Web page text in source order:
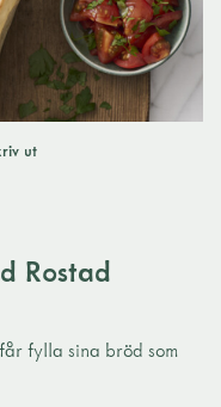
ut
Rostad
fylla sina bröd som